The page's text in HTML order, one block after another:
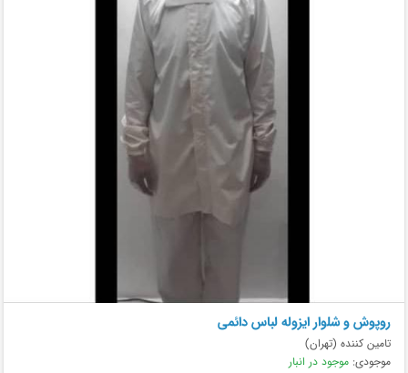
روپوش و شلوار ایزوله لباس دائمی
تامین کننده (تهران)
موجودی: موجود در انبار